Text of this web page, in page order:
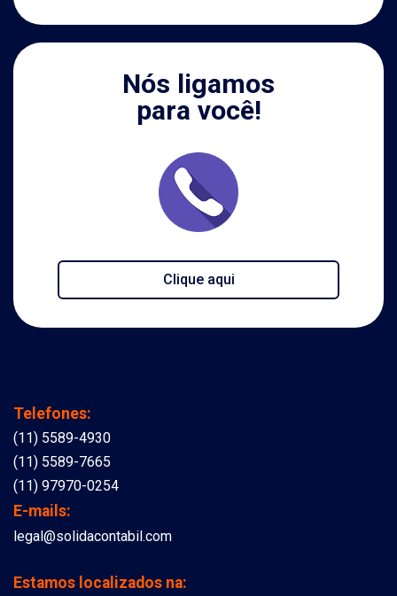
Nós ligamos
para você!
Clique aqui
Telefones:
(11) 5589-4930
(11) 5589-7665
(11) 97970-0254
E-mails:
legal@solidacontabil.com
Estamos localizados na: